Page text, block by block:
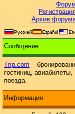
Форум
Архив
Сообщение
Trip.com –
гостиниц, авиабилеты,
поезда.
Информация